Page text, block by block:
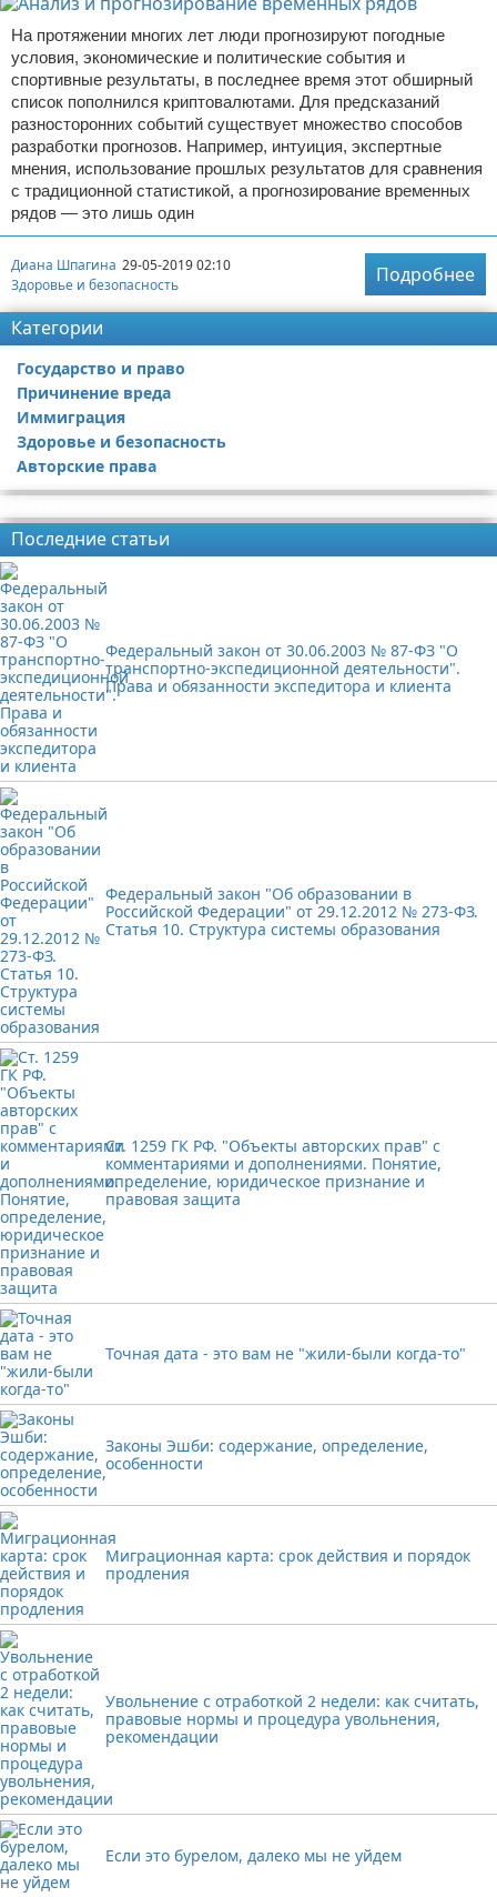
На протяжении многих лет люди прогнозируют погодные
условия, экономические и политические события и
спортивные результаты, в последнее время этот обширный
список пополнился криптовалютами. Для предсказаний
разносторонних событий существует множество способов
разработки прогнозов. Например, интуиция, экспертные
мнения, использование прошлых результатов для сравнения
с традиционной статистикой, а прогнозирование временных
рядов — это лишь один
Диана Шпагина 29-05-2019 02:10
Здоровье и безопасность
Подробнее
Категории
Государство и право
Причинение вреда
Иммиграция
Здоровье и безопасность
Авторские права
Последние статьи
Федеральный закон от 30.06.2003 № 87-ФЗ "О
транспортно-экспедиционной деятельности".
Права и обязанности экспедитора и клиента
Федеральный закон "Об образовании в
Российской Федерации" от 29.12.2012 № 273-ФЗ.
Статья 10. Структура системы образования
Ст. 1259 ГК РФ. "Объекты авторских прав" с
комментариями и дополнениями. Понятие,
определение, юридическое признание и
правовая защита
Точная дата - это вам не "жили-были когда-то"
Законы Эшби: содержание, определение,
особенности
Миграционная карта: срок действия и порядок
продления
Увольнение с отработкой 2 недели: как считать,
правовые нормы и процедура увольнения,
рекомендации
Если это бурелом, далеко мы не уйдем